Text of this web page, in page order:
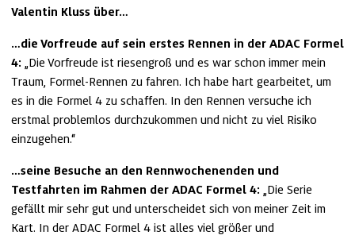
Valentin Kluss über…
…die Vorfreude auf sein erstes Rennen in der ADAC Formel
4: „Die Vorfreude ist riesengroß und es war schon immer mein
Traum, Formel-Rennen zu fahren. Ich habe hart gearbeitet, um
es in die Formel 4 zu schaffen. In den Rennen versuche ich
erstmal problemlos durchzukommen und nicht zu viel Risiko
einzugehen.“
…seine Besuche an den Rennwochenenden und
Testfahrten im Rahmen der ADAC Formel 4: „Die Serie
gefällt mir sehr gut und unterscheidet sich von meiner Zeit im
Kart. In der ADAC Formel 4 ist alles viel größer und